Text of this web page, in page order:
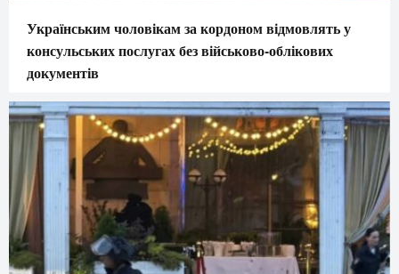
Українським чоловікам за кордоном відмовлять у
консульських послугах без військово-облікових
документів